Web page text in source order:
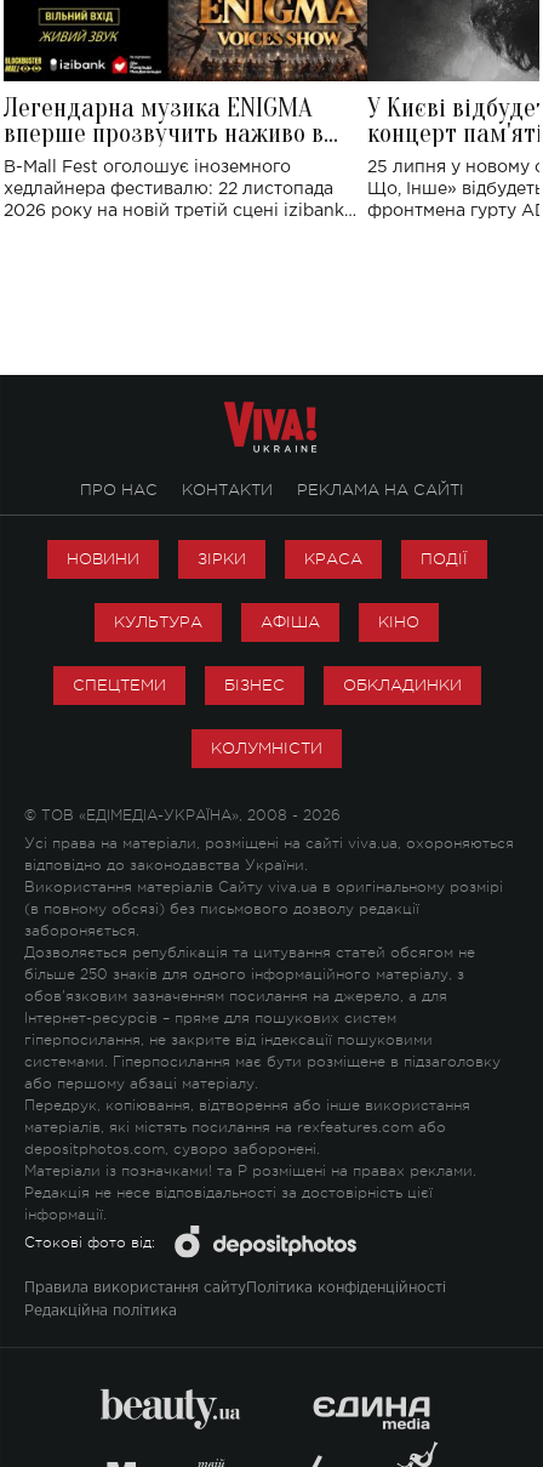
Легендарна музика ENIGMA
вперше прозвучить наживо в
Україні: де відбудеться концерт
B-Mall Fest оголошує іноземного
хедлайнера фестивалю: 22 листопада
2026 року на новій третій сцені izibank
У Києві
концерт
Клименка:
виконають
25 липня у новому
Що, Інше»
фронтмена гурту
ПРО НАС КОНТАКТИ РЕКЛАМА НА САЙТІ
НОВИНИ ЗІРКИ КРАСА ПОДІЇ
КУЛЬТУРА АФІША КІНО
СПЕЦТЕМИ БІЗНЕС ОБКЛАДИНКИ
КОЛУМНІСТИ
© ТОВ «ЕДІМЕДІА-УКРАЇНА», 2008 - 2026
Усі права на матеріали, розміщені на сайті viva.ua, охороняються
відповідно до законодавства України.
Використання матеріалів Сайту viva.ua в оригінальному розмірі
(в повному обсязі) без письмового дозволу редакції
забороняється.
Дозволяється републікація та цитування статей обсягом не
більше 250 знаків для одного інформаційного матеріалу, з
обов'язковим зазначенням посилання на джерело, а для
Інтернет-ресурсів – пряме для пошукових систем
гіперпосилання, не закрите від індексації пошуковими
системами. Гіперпосилання має бути розміщене в підзаголовку
або першому абзаці матеріалу.
Передрук, копіювання, відтворення або інше використання
матеріалів, які містять посилання на rexfeatures.com або
depositphotos.com, суворо заборонені.
Матеріали із позначками! та P розміщені на правах реклами.
Редакція не несе відповідальності за достовірність цієї
інформації.
Стокові фото від:
Правила використання сайту Політика конфіденційності
Редакційна політика